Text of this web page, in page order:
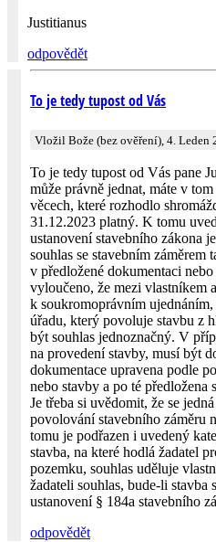
Justitianus
odpovědět
To je tedy tupost od Vás
Vložil Bože (bez ověření), 4. Leden
To je tedy tupost od Vás pane
může právně jednat, máte v
věcech, které rozhodlo
31.12.2023 platný. K tomu
ustanovení stavebního zákona
souhlas se stavebním záměrem
v předložené dokumentaci
vyloučeno, že mezi vlastníkem
k soukromoprávním
úřadu, který povoluje stavbu z
být souhlas jednoznačný. V
na provedení stavby, musí být
dokumentace upravena podle
nebo stavby a po té předložena
Je třeba si uvědomit, že se
povolování stavebního záměru
tomu je podřazen i uvedený
stavba, na které hodlá žadatel
pozemku, souhlas uděluje
žadateli souhlas, bude-li stavba
ustanovení § 184a stavebního
odpovědět